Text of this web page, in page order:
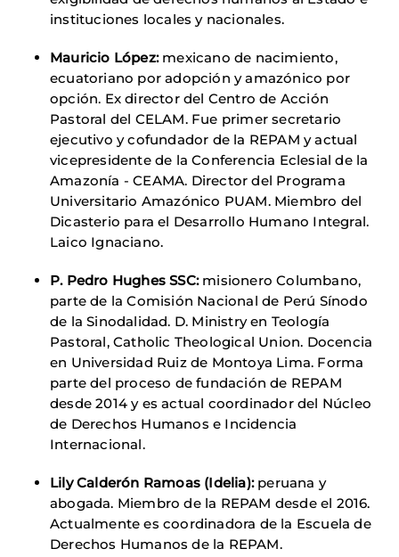
instituciones locales y nacionales.
Mauricio López: mexicano de nacimiento,
ecuatoriano por adopción y amazónico por
opción. Ex director del Centro de Acción
Pastoral del CELAM. Fue primer secretario
ejecutivo y cofundador de la REPAM y actual
vicepresidente de la Conferencia Eclesial de la
Amazonía - CEAMA. Director del Programa
Universitario Amazónico PUAM. Miembro del
Dicasterio para el Desarrollo Humano Integral.
Laico Ignaciano.
P. Pedro Hughes SSC: misionero Columbano,
parte de la Comisión Nacional de Perú Sínodo
de la Sinodalidad. D. Ministry en Teología
Pastoral, Catholic Theological Union. Docencia
en Universidad Ruiz de Montoya Lima. Forma
parte del proceso de fundación de REPAM
desde 2014 y es actual coordinador del Núcleo
de Derechos Humanos e Incidencia
Internacional.
Lily Calderón Ramoas (Idelia): peruana y
abogada. Miembro de la REPAM desde el 2016.
Actualmente es coordinadora de la Escuela de
Derechos Humanos de la REPAM.